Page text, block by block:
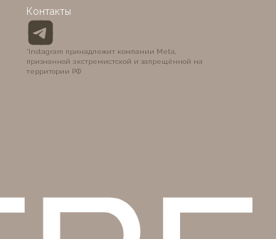
Контакты
*Instagram принадлежит компании Meta,
признанной экстремистской и запрещённой на
территории РФ